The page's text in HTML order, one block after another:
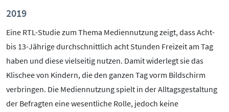
2019
Eine RTL-Studie zum Thema Mediennutzung zeigt, dass Acht-
bis 13-Jährige durchschnittlich acht Stunden Freizeit am Tag
haben und diese vielseitig nutzen. Damit widerlegt sie das
Klischee von Kindern, die den ganzen Tag vorm Bildschirm
verbringen. Die Mediennutzung spielt in der Alltagsgestaltung
der Befragten eine wesentliche Rolle, jedoch keine